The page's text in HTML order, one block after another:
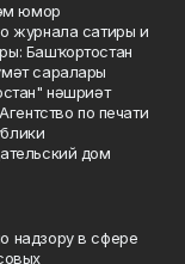
юмор
журнала сатиры и
Башҡортостан
саралары
нәшриәт
по печати
дом
надзору в сфере